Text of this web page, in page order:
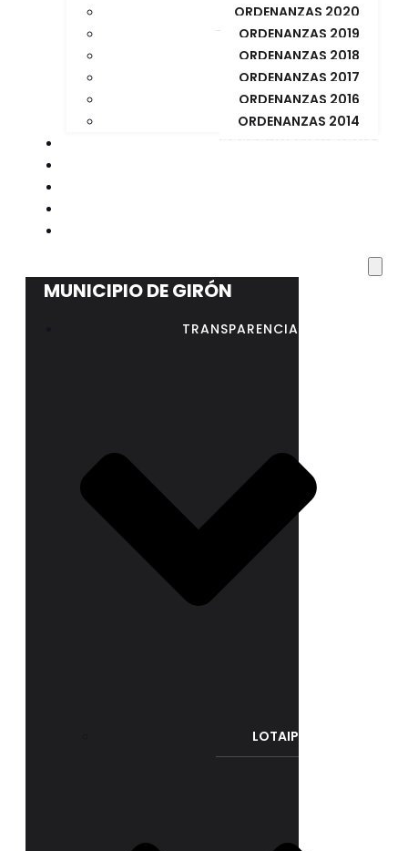
ORDENANZAS 2020
ORDENANZAS 2019
ORDENANZAS 2018
ORDENANZAS 2017
ORDENANZAS 2016
ORDENANZAS 2014
CORREO INSTITUCIONAL
MUNICIPIO DE GIRÓN
TRANSPARENCIA
LOTAIP